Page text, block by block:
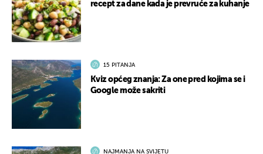
recept za dane kada je prevruće za kuhanje
15 PITANJA
Kviz općeg znanja: Za one pred kojima se i
Google može sakriti
NAJMANJA NA SVIJETU